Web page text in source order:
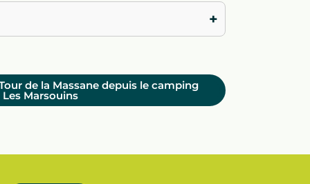
+
de la Massane depuis le camping
Les Marsouins